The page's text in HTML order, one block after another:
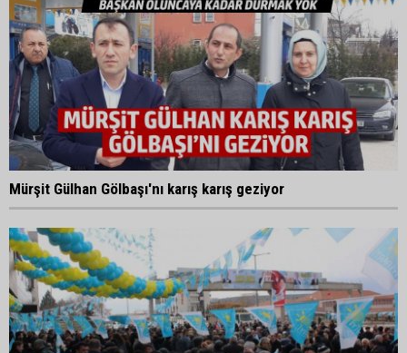
Mürşit Gülhan Gölbaşı'nı karış karış geziyor